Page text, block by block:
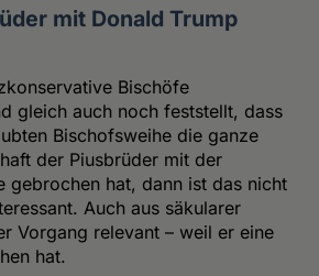
mit Donald Trump
Bischöfe
gleich auch noch feststellt, dass
Bischofsweihe die ganze
der Piusbrüder mit der
gebrochen hat, dann ist das nicht
Auch aus säkularer
Vorgang relevant – weil er eine
hat.